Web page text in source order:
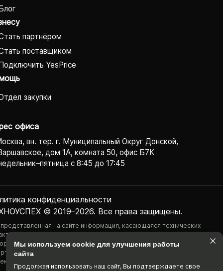
партнёром
поставщиком
YesPrice
закупки
офиса
вн. тер. г. Муниципальный Округ Донской,
дом 1А, комната 50, офис Б7К
с 8:45 до 17:45
© 2019–2026. Все права защищены.
конфиденциаль­ности
на сайте информация, касающаяся технических
наличия на складе, стоимости товаров, носит
характер и ни при каких условиях не является публичной
определяемой положениями Статьи 437(2) Гражданского
РФ.
Мы используем cookie для улучшения работы
сайта
Продолжая использовать наш cайт, Вы подтвержда­ете свое